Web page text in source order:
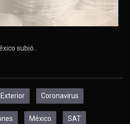
subió…
Coronavirus
México SAT